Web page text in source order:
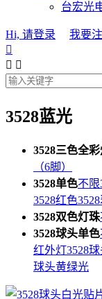
台宏光
Hi, 请登录 我要

 
3528蓝光
3528三色全
（6脚）
3528单色不限
3528红色
3528双色灯珠
3528球头单色
红外灯3528
球头黄绿光